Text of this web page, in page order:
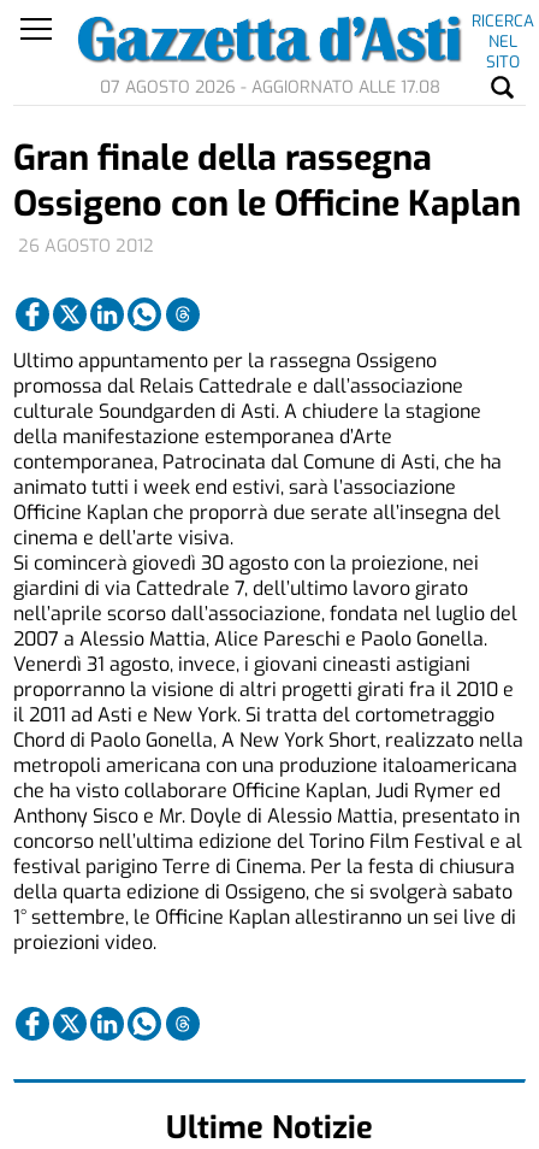
RICERCA
NEL
SITO
07 AGOSTO 2026 - AGGIORNATO ALLE 17.08
26 AGOSTO 2012
Gran finale della rassegna
Ossigeno con le Officine Kaplan
Ultimo appuntamento per la rassegna Ossigeno
promossa dal Relais Cattedrale e dall’associazione
culturale Soundgarden di Asti. A chiudere la stagione
della manifestazione estemporanea d’Arte
contemporanea, Patrocinata dal Comune di Asti, che ha
animato tutti i week end estivi, sarà l’associazione
Officine Kaplan che proporrà due serate all’insegna del
cinema e dell’arte visiva.
Si comincerà giovedì 30 agosto con la proiezione, nei
giardini di via Cattedrale 7, dell’ultimo lavoro girato
nell’aprile scorso dall’associazione, fondata nel luglio del
2007 a Alessio Mattia, Alice Pareschi e Paolo Gonella.
Venerdì 31 agosto, invece, i giovani cineasti astigiani
proporranno la visione di altri progetti girati fra il 2010 e
il 2011 ad Asti e New York. Si tratta del cortometraggio
Chord di Paolo Gonella, A New York Short, realizzato nella
metropoli americana con una produzione italoamericana
che ha visto collaborare Officine Kaplan, Judi Rymer ed
Anthony Sisco e Mr. Doyle di Alessio Mattia, presentato in
concorso nell’ultima edizione del Torino Film Festival e al
festival parigino Terre di Cinema. Per la festa di chiusura
della quarta edizione di Ossigeno, che si svolgerà sabato
1° settembre, le Officine Kaplan allestiranno un sei live di
proiezioni video.
Ultime Notizie